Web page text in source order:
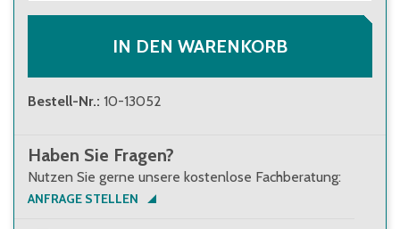
IN DEN WARENKORB
Bestell-Nr.: 10-13052
Haben Sie Fragen?
Nutzen Sie gerne unsere kostenlose Fachberatung:
ANFRAGE STELLEN